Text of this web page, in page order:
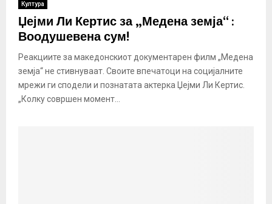
Култура
Џејми Ли Кертис за „Медена земја“ :
Воодушевена сум!
Реакциите за македонскиот документарен филм „Медена
земја“ не стивнуваат. Своите впечатоци на социјалните
мрежи ги сподели и познатата актерка Џејми Ли Кертис.
„Колку совршен момент...